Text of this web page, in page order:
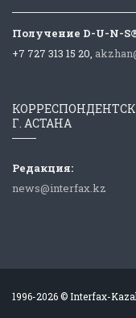
Получение D-U-N-
+7 727 313 15 20,
Г. АСТАНА
Редакция:
news@interfax.kz
1996-2026 © Interfax-